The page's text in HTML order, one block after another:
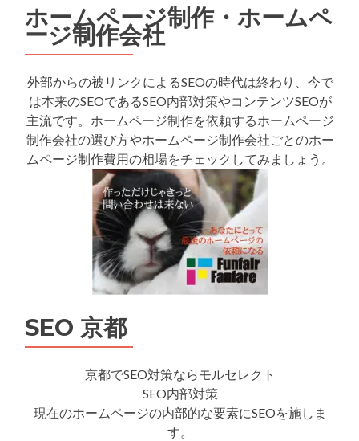
ホームページ制作・ホームペ
ージ制作会社
外部からの被リンクによるSEOの時代は終わり、今で
は本来のSEOであるSEO内部対策やコンテンツSEOが
主流です。ホームページ制作を依頼するホームページ
制作会社の選び方やホームページ制作会社ごとのホー
ムページ制作費用の相場をチェックしてみましょう。
SEO 京都
京都でSEO対策ならモルセレクト
SEO内部対策
現在のホームページの内部的な要素にSEOを施しま
す。